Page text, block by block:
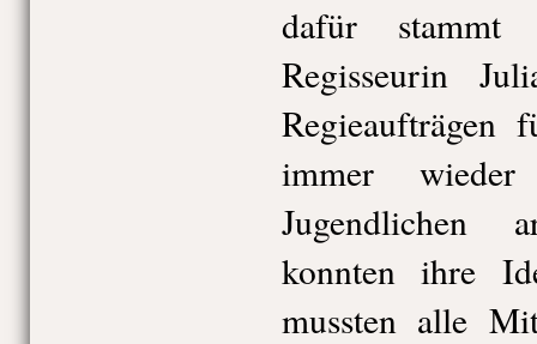
dafür stammt
Regisseurin
Regieaufträgen
immer
Jugendlichen
konnten ihre
mussten alle